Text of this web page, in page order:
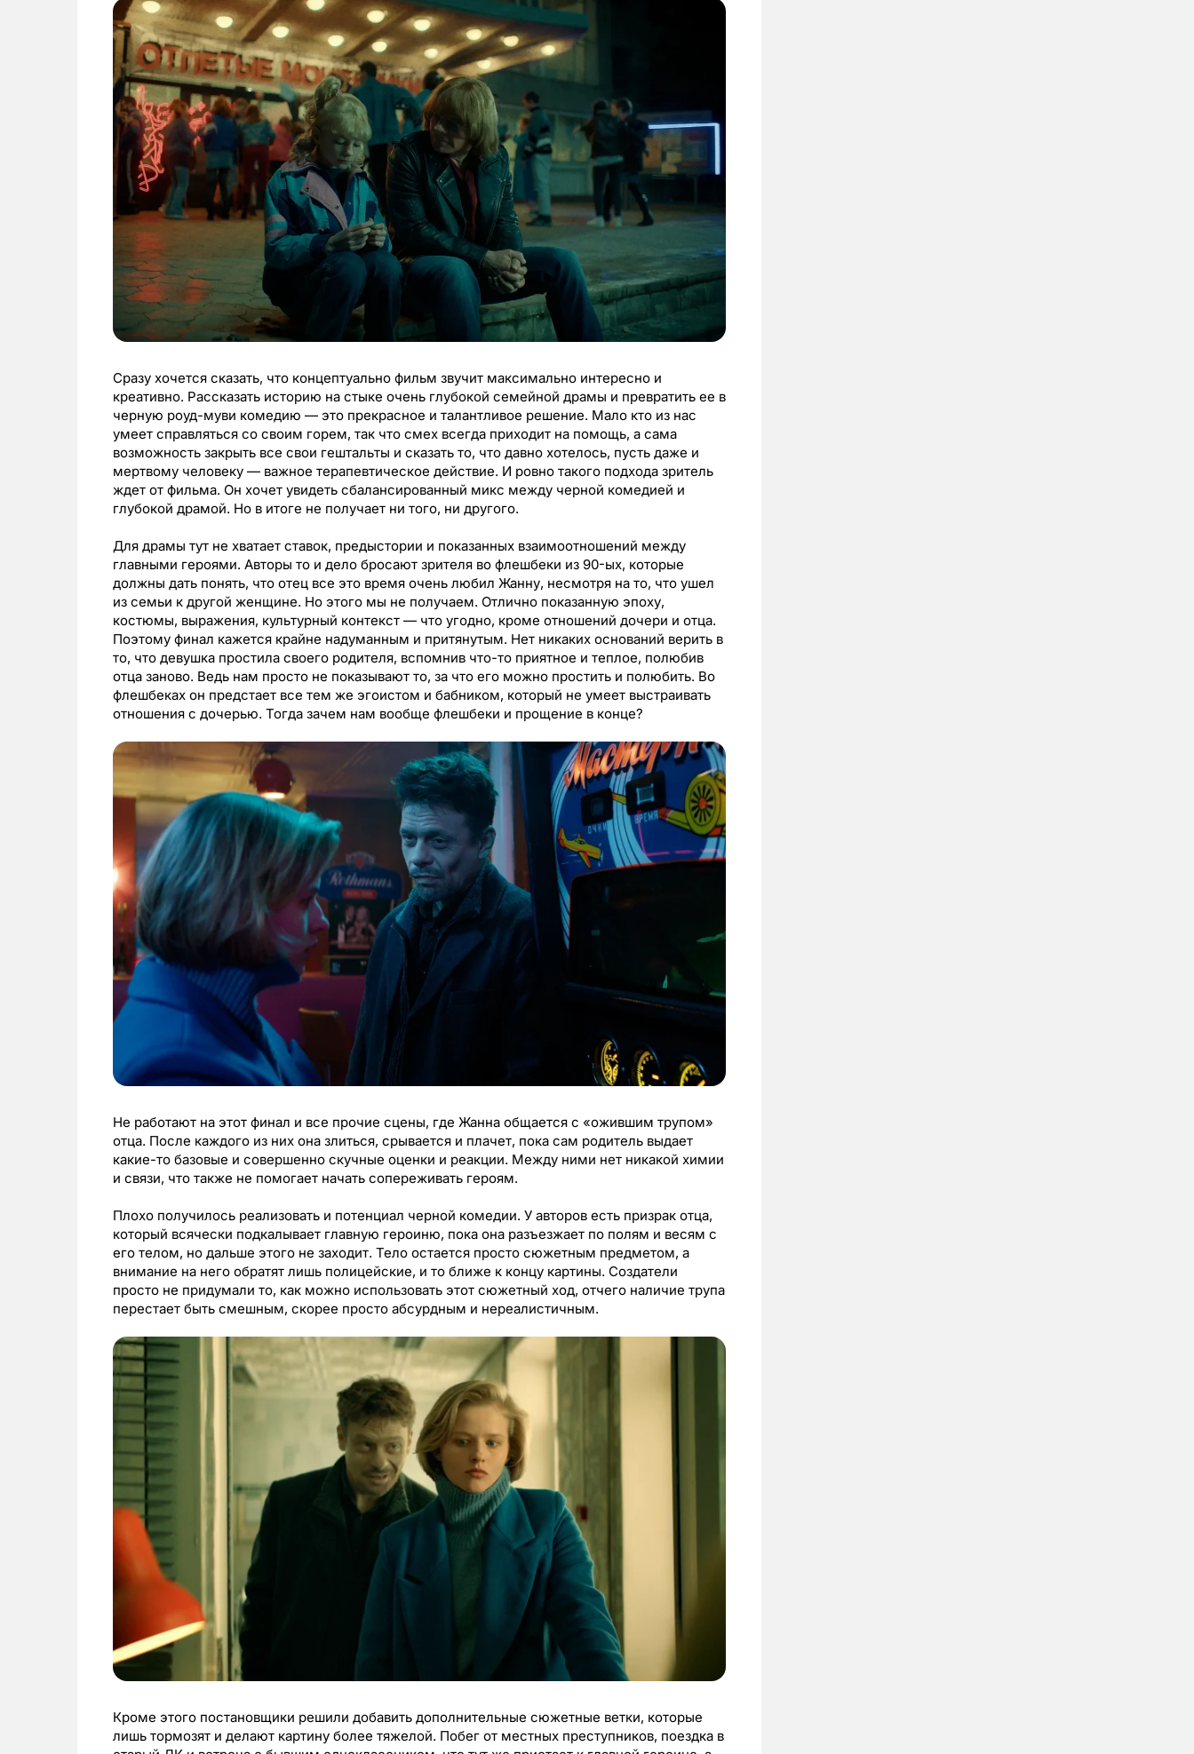
Сразу хочется сказать, что концептуально фильм звучит максимально интересно и
креативно. Рассказать историю на стыке очень глубокой семейной драмы и превратить ее в
черную роуд-муви комедию — это прекрасное и талантливое решение. Мало кто из нас
умеет справляться со своим горем, так что смех всегда приходит на помощь, а сама
возможность закрыть все свои гештальты и сказать то, что давно хотелось, пусть даже и
мертвому человеку — важное терапевтическое действие. И ровно такого подхода зритель
ждет от фильма. Он хочет увидеть сбалансированный микс между черной комедией и
глубокой драмой. Но в итоге не получает ни того, ни другого.
Для драмы тут не хватает ставок, предыстории и показанных взаимоотношений между
главными героями. Авторы то и дело бросают зрителя во флешбеки из 90-ых, которые
должны дать понять, что отец все это время очень любил Жанну, несмотря на то, что ушел
из семьи к другой женщине. Но этого мы не получаем. Отлично показанную эпоху,
костюмы, выражения, культурный контекст — что угодно, кроме отношений дочери и отца.
Поэтому финал кажется крайне надуманным и притянутым. Нет никаких оснований верить в
то, что девушка простила своего родителя, вспомнив что-то приятное и теплое, полюбив
отца заново. Ведь нам просто не показывают то, за что его можно простить и полюбить. Во
флешбеках он предстает все тем же эгоистом и бабником, который не умеет выстраивать
отношения с дочерью. Тогда зачем нам вообще флешбеки и прощение в конце?
Не работают на этот финал и все прочие сцены, где Жанна общается с «ожившим трупом»
отца. После каждого из них она злиться, срывается и плачет, пока сам родитель выдает
какие-то базовые и совершенно скучные оценки и реакции. Между ними нет никакой химии
и связи, что также не помогает начать сопереживать героям.
Плохо получилось реализовать и потенциал черной комедии. У авторов есть призрак отца,
который всячески подкалывает главную героиню, пока она разъезжает по полям и весям с
его телом, но дальше этого не заходит. Тело остается просто сюжетным предметом, а
внимание на него обратят лишь полицейские, и то ближе к концу картины. Создатели
просто не придумали то, как можно использовать этот сюжетный ход, отчего наличие трупа
перестает быть смешным, скорее просто абсурдным и нереалистичным.
Кроме этого постановщики решили добавить дополнительные сюжетные ветки, которые
лишь тормозят и делают картину более тяжелой. Побег от местных преступников, поездка в